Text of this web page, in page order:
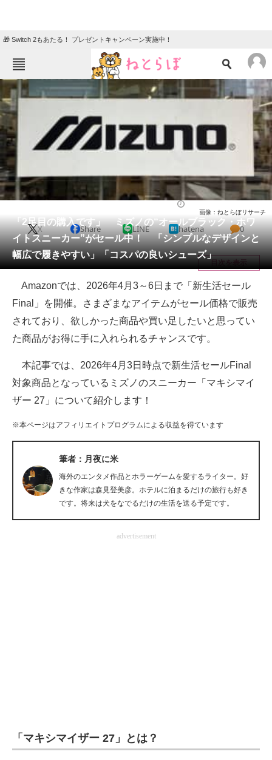
🎁 Switch 2もあたる！ プレゼントキャンペーン実施中！
ねとらぼメニュー
TOP ニュース
クイズ
グルメ 地域
住まい
動物 リサーチ
会員記事
メディア
注目記事を集めた総合ページ
ITの今と未来を見通す
スマホと通信の最新トレンド
好きが集まる 比べて選べる
ビジネスと働き方のヒント
AI活用のいまが分かる
企業ITのトレンドを詳説
経営リーダーのコミュニティ
マーケ×ITの今がよく分かる
ITエンジニア向け専門サイト
建設×テクノロジーの最前線
「2足目の購入です」 ミズノの“オールブラック・ホワ
イトスニーカー”がセール中！ 「シンプルなデザインと
幅広で履きやすい」「コスパの良いシューズ」
画像：ねとらぼリサーチ
X Share LINE hatena 0
目次を表示
Amazonでは、2026年4月3～6日まで「新生活セール
Final」を開催。さまざまなアイテムがセール価格で販売
されており、欲しかった商品や買い足したいと思ってい
た商品がお得に手に入れられるチャンスです。
本記事では、2026年4月3日時点で新生活セールFinal
対象商品となっているミズノのスニーカー「マキシマイ
ザー 27」について紹介します！
※本ページはアフィリエイトプログラムによる収益を得ています
筆者：月夜に米
海外のエンタメ作品とホラーゲームを愛するライター。好
きな作家は森見登美彦。ホテルに泊まるだけの旅行も好き
です。将来は犬をなでるだけの生活を送る予定です。
advertisement
「マキシマイザー 27」とは？